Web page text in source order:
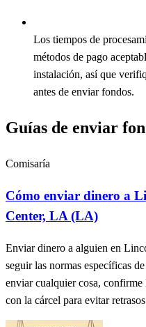
Los tiempos de
métodos de pago
instalación, así que
antes de enviar fondos.
Guías de enviar
Comisaría
Cómo enviar dinero a
Center, LA (LA)
Enviar dinero a alguien en
seguir las normas específicas
enviar cualquier cosa, confirme
con la cárcel para evitar